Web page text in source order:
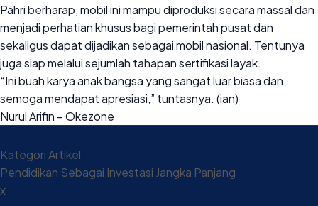
Pahri berharap, mobil ini mampu diproduksi secara massal dan
menjadi perhatian khusus bagi pemerintah pusat dan
sekaligus dapat dijadikan sebagai mobil nasional. Tentunya
juga siap melalui sejumlah tahapan sertifikasi layak.
“Ini buah karya anak bangsa yang sangat luar biasa dan
semoga mendapat apresiasi,” tuntasnya. (ian)
Nurul Arifin – Okezone
Kategori Artikel
Pendidikan Sebagai Investasi Jangka Panjang
x